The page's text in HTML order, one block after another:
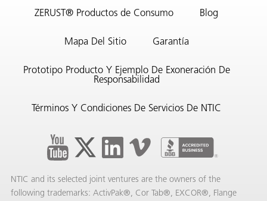
ZERUST® Productos de Consumo Blog
Mapa Del Sitio Garantía
Prototipo Producto Y Ejemplo De Exoneración De
Responsabilidad
Términos Y Condiciones De Servicios De NTIC
NTIC and its selected joint ventures are the owners of the
following trademarks: ActivPak®, Cor Tab®, EXCOR®, Flange